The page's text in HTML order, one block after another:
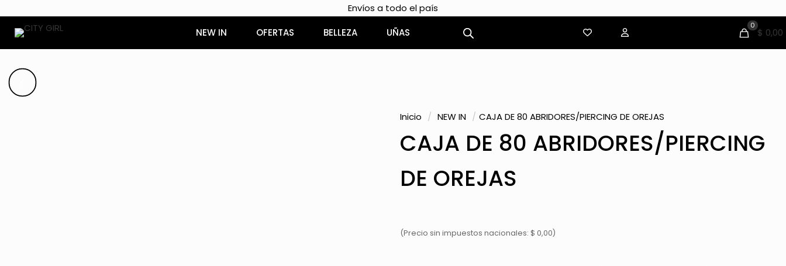
Envíos a todo el país
NEW IN
OFERTAS BELLEZA UÑAS
0
$ 0,00
Inicio / NEW IN / CAJA DE 80 ABRIDORES/PIERCING DE OREJAS
CAJA DE 80 ABRIDORES/PIERCING
DE OREJAS
(Precio sin impuestos nacionales: $ 0,00)